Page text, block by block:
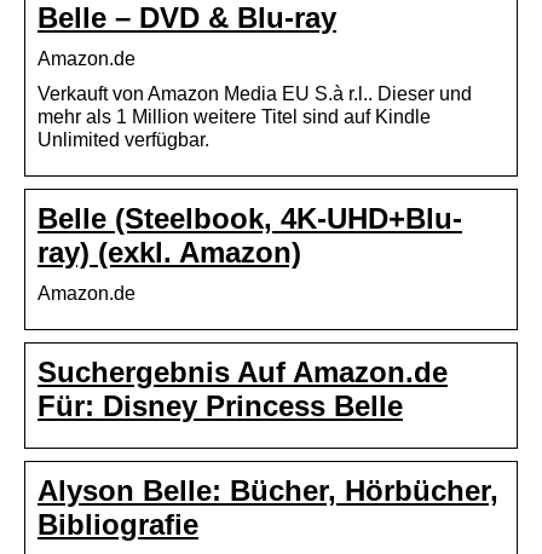
Belle – DVD & Blu-ray
Amazon.de
Verkauft von Amazon Media EU S.à r.l.. Dieser und
mehr als 1 Million weitere Titel sind auf Kindle
Unlimited verfügbar.
Belle (Steelbook, 4K-UHD+Blu-
ray) (exkl. Amazon)
Amazon.de
Suchergebnis Auf Amazon.de
Für: Disney Princess Belle
Alyson Belle: Bücher, Hörbücher,
Bibliografie